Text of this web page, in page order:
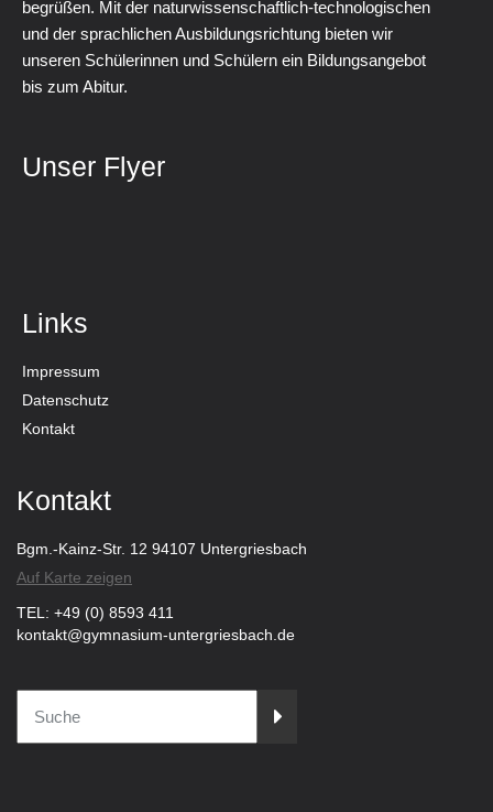
begrüßen. Mit der naturwissenschaftlich-technologischen
und der sprachlichen Ausbildungsrichtung bieten wir
unseren Schülerinnen und Schülern ein Bildungsangebot
bis zum Abitur.
Unser Flyer
Links
Impressum
Datenschutz
Kontakt
Kontakt
Bgm.-Kainz-Str. 12 94107 Untergriesbach
Auf Karte zeigen
TEL: +49 (0) 8593 411
kontakt@gymnasium-untergriesbach.de